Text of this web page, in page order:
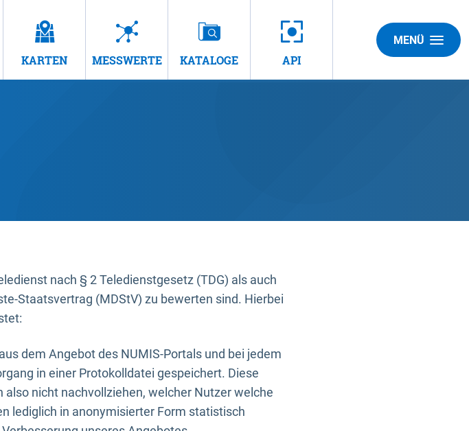
KARTEN MESSWERTE KATALOGE API
MENÜ
nach § 2 Teledienstgesetz (TDG) als auch
Staatsvertrag (MDStV) zu bewerten sind. Hierbei
dem Angebot des NUMIS-Portals und bei jedem
in einer Protokolldatei gespeichert. Diese
nicht nachvollziehen, welcher Nutzer welche
lediglich in anonymisierter Form statistisch